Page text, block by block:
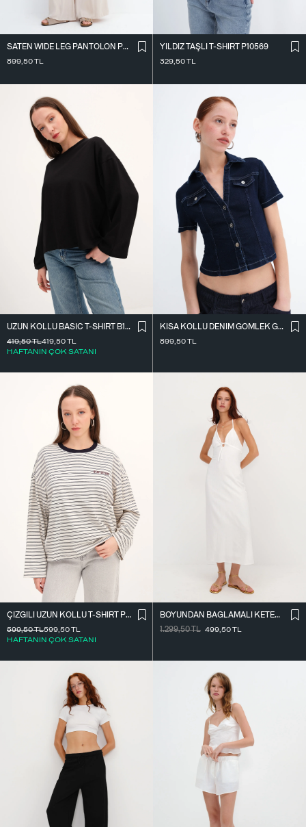
SATEN WIDE LEG PANTOLON PN17298
899,50TL
YILDIZ TAŞLI T-SHIRT P10569
329,50TL
UZUN KOLLU BASIC T-SHIRT B10571
419,50TL
HAFTANIN ÇOK SATANI
419,50TL
KISA KOLLU DENIM GÖMLEK G17600
899,50TL
ÇIZGILI UZUN KOLLU T-SHIRT P10522
599,50TL
HAFTANIN ÇOK SATANI
599,50TL
BOYUNDAN BAĞLAMALI KETEN KARIŞIMLI ELBISE E17497
1.299,50TL 499,50TL